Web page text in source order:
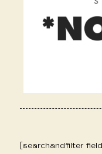
[searchandfilter